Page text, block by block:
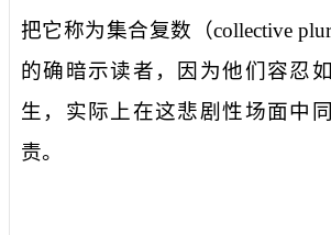
把它称为集合复数（collective
的确暗示读者，因为他们容忍
生，实际上在这悲剧性场面中
责。